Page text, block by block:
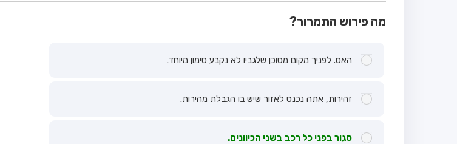
מה פירוש התמרור?
האט. לפניך מקום מסוכן שלגביו לא נקבע סימון מיוחד.
זהירות, אתה נכנס לאזור שיש בו הגבלת מהירות.
סגור בפני כל רכב בשני הכיוונים.